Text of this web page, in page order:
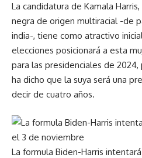
La candidatura de Kamala
negra de origen multiracial -de
india-, tiene como atractivo
elecciones posicionará a esta
para las presidenciales de 2024,
ha dicho que la suya será una
decir de cuatro años.
La formula Biden-Harris